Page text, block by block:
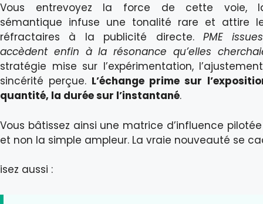
Vous entrevoyez la force de cette voie,
sémantique infuse une tonalité rare et attire
réfractaires à la publicité directe. PME
accèdent enfin à la résonance qu’elles
stratégie mise sur l’expérimentation,
sincérité perçue. L’échange prime sur
quantité, la durée sur l’instantané.
Vous bâtissez ainsi une matrice d’influence
et non la simple ampleur. La vraie nouveauté se
isez aussi :